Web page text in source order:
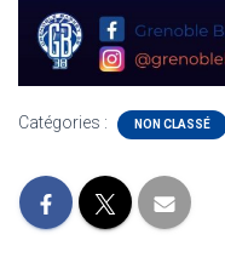
Catégories : NON CLASSÉ